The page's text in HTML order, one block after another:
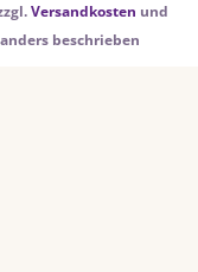
Versandkosten und
beschrieben